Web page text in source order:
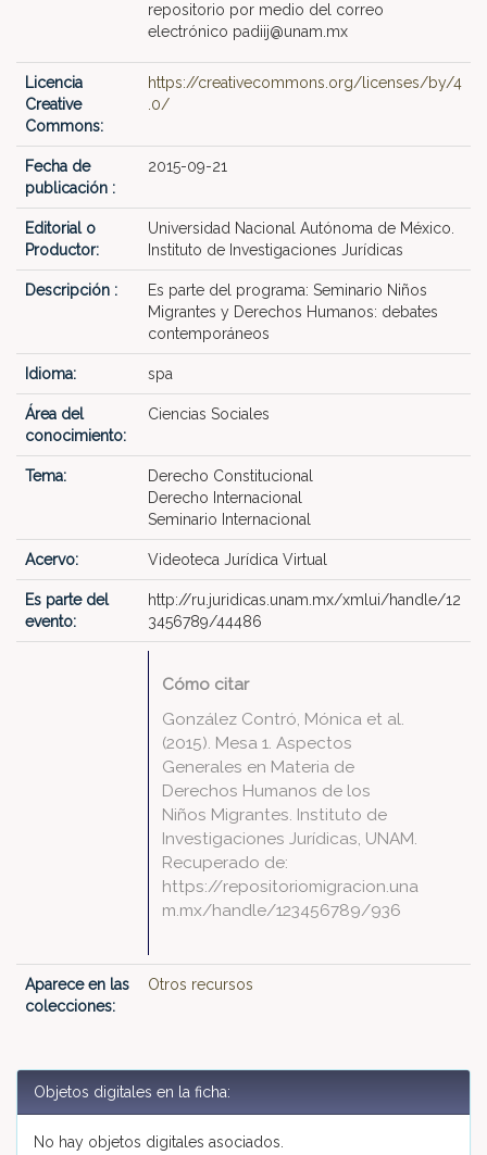
repositorio por medio del correo
electrónico padiij@unam.mx
Licencia
Creative
Commons:
https://creativecommons.org/licenses/by/4
.0/
Fecha de
publicación :
2015-09-21
Editorial o
Productor:
Universidad Nacional Autónoma de México.
Instituto de Investigaciones Jurídicas
Descripción :
Es parte del programa: Seminario Niños
Migrantes y Derechos Humanos: debates
contemporáneos
Idioma: spa
Área del
conocimiento:
Ciencias Sociales
Tema:
Derecho Constitucional
Derecho Internacional
Seminario Internacional
Acervo: Videoteca Jurídica Virtual
Es parte del
evento:
http://ru.juridicas.unam.mx/xmlui/handle/12
3456789/44486
Cómo citar
González Contró, Mónica et al.
(2015). Mesa 1. Aspectos
Generales en Materia de
Derechos Humanos de los
Niños Migrantes. Instituto de
Investigaciones Jurídicas, UNAM.
Recuperado de:
https://repositoriomigracion.una
m.mx/handle/123456789/936
Aparece en las
colecciones:
Otros recursos
Objetos digitales en la ficha:
No hay objetos digitales asociados.